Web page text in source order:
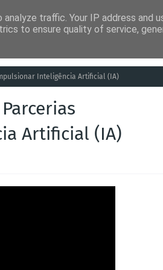
Humor Saúde
Inteligência Artificial (IA)
Artificial (IA)
traffic. Your IP address and
to ensure quality of service,